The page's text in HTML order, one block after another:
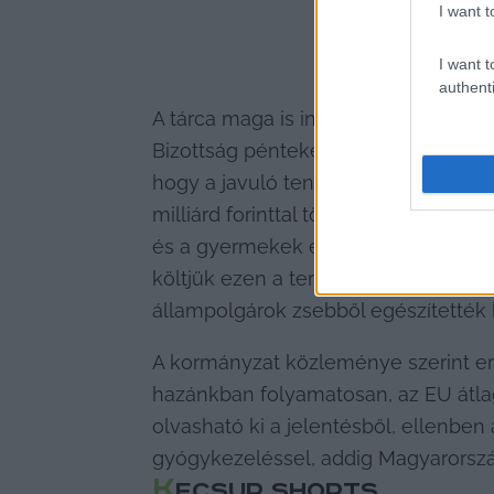
I want
I want
A tárca maga is interpretálta a
Bizottság pénteken nyilvánosságra
hogy a javuló tendenciák az eddigi
milliárd forinttal többet fordít a
és a gyermekek egészségesebb
költjük ezen a területen a
állampolgárok zsebből egészítették
A kormányzat közleménye szerint
hazánkban folyamatosan, az EU
olvasható ki a jelentésből,
gyógykezeléssel, addig